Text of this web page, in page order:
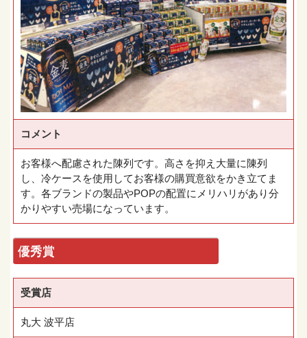
コメント
お客様へ配慮された陳列です。高さを抑え大量に陳列
し、冷ケースを使用してお客様の購買意欲をかき立てま
す。各ブランドの製品やPOPの配置にメリハリがあり分
かりやすい売場になっています。
優秀賞
受賞店
丸大 波平店